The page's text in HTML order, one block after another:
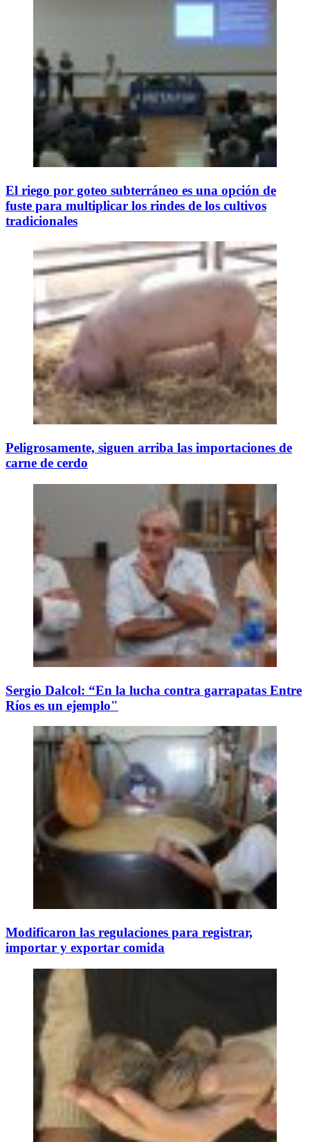
El riego por goteo subterráneo es una opción de
fuste para multiplicar los rindes de los cultivos
tradicionales
Peligrosamente, siguen arriba las importaciones de
carne de cerdo
Sergio Dalcol: “En la lucha contra garrapatas Entre
Ríos es un ejemplo"
Modificaron las regulaciones para registrar,
importar y exportar comida